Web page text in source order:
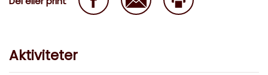
Aktiviteter